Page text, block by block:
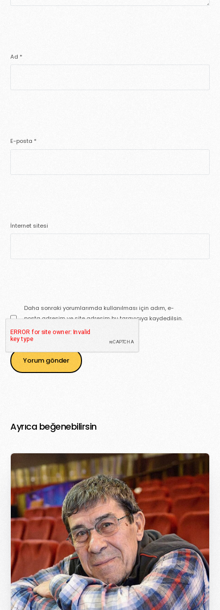
Ad *
E-posta*
İnternet sitesi
Daha sonraki yorumlarımda kullanılması için adım, e-
posta adresim ve site adresim bu tarayıcıya kaydedilsin.
Ayrıca beğenebilirsin